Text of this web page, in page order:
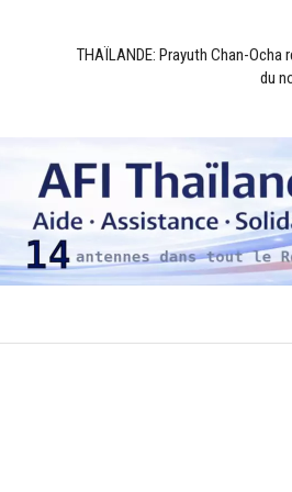
THAÏLANDE: Prayuth Chan-Ocha
du